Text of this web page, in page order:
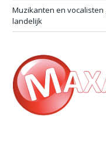
Muzikanten en
landelijk